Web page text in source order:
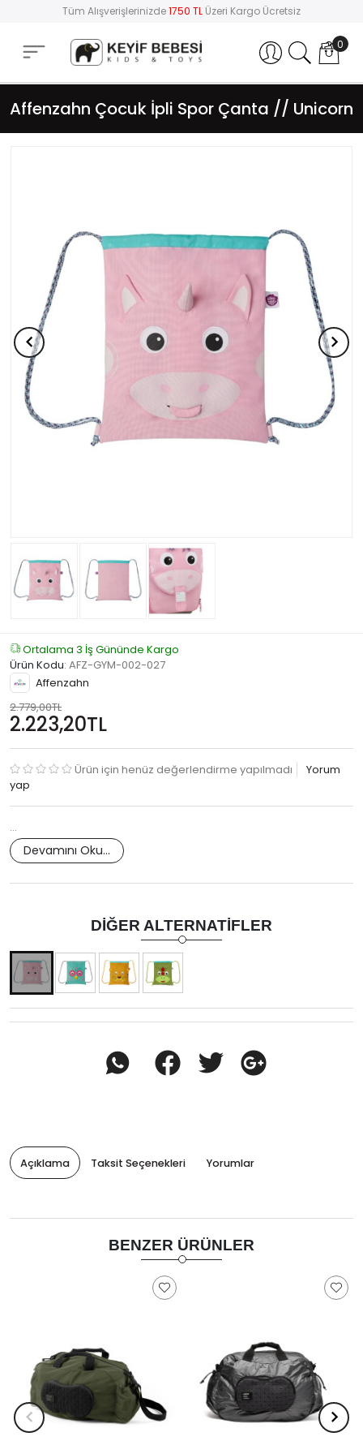
Tüm Alışverişlerinizde1750 TL Üzeri Kargo Ücretsiz
Hesabım 0
Affenzahn Çocuk İpli Spor Çanta // Unicorn
Ortalama 3 İş Gününde Kargo
Ürün Kodu: AFZ-GYM-002-027
Affenzahn
2.779,00TL
2.223,20TL
Ürün için henüz değerlendirme yapılmadı
Yorum
yap
…
Devamını Oku...
DIĞER ALTERNATIFLER
Açıklama Taksit Seçenekleri Yorumlar
BENZER ÜRÜNLER